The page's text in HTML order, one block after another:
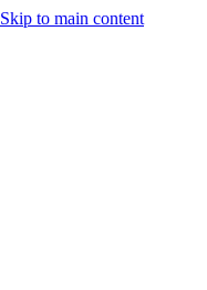
Skip to main content